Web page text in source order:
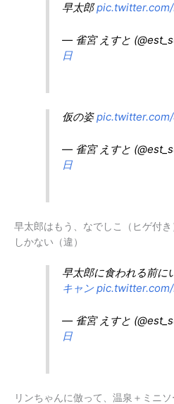
早太郎
— 雀宮 えすと
日
仮の姿
— 雀宮 えすと
日
早太郎はもう、なでしこ（ヒゲ付
しかない（違）
早太郎に食われる前に
キャン
— 雀宮 えすと
日
リンちゃんに倣って、温泉＋ミニソ